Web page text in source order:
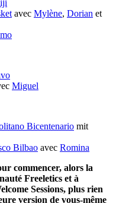
avec Mylène, Dorian et
Miguel
Bicentenario mit
Bilbao avec Romina
commencer, alors la
Freeletics et à
Sessions, plus rien
version de vous-même